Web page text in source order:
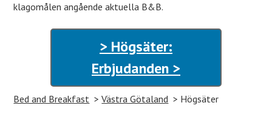
klagomålen angående aktuella B&B.
> Högsäter:
Erbjudanden >
Bed and Breakfast Västra Götaland Högsäter